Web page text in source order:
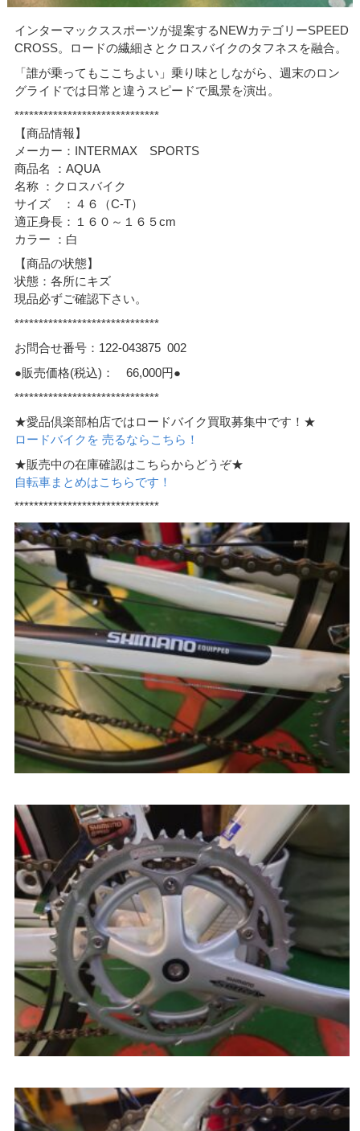
インターマックススポーツが提案するNEWカテゴリーSPEED
CROSS。ロードの繊細さとクロスバイクのタフネスを融合。
「誰が乗ってもここちよい」乗り味としながら、週末のロン
グライドでは日常と違うスピードで風景を演出。
******************************
【商品情報】
メーカー：INTERMAX SPORTS
商品名 ：AQUA
名称 ：クロスバイク
サイズ ：４６（C-T）
適正身長：１６０～１６５cm
カラー ：白
【商品の状態】
状態：各所にキズ
現品必ずご確認下さい。
******************************
お問合せ番号：122-043875 002
●販売価格(税込)： 66,000円●
******************************
★愛品倶楽部柏店ではロードバイク買取募集中です！★
ロードバイクを 売るならこちら！
★販売中の在庫確認はこちらからどうぞ★
自転車まとめはこちらです！
******************************